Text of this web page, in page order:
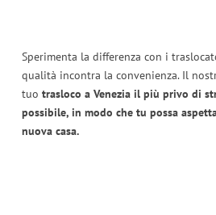
Sperimenta la differenza con i
qualità incontra la convenienza. Il
tuo trasloco a Venezia il più privo di
possibile, in modo che tu possa
nuova casa.